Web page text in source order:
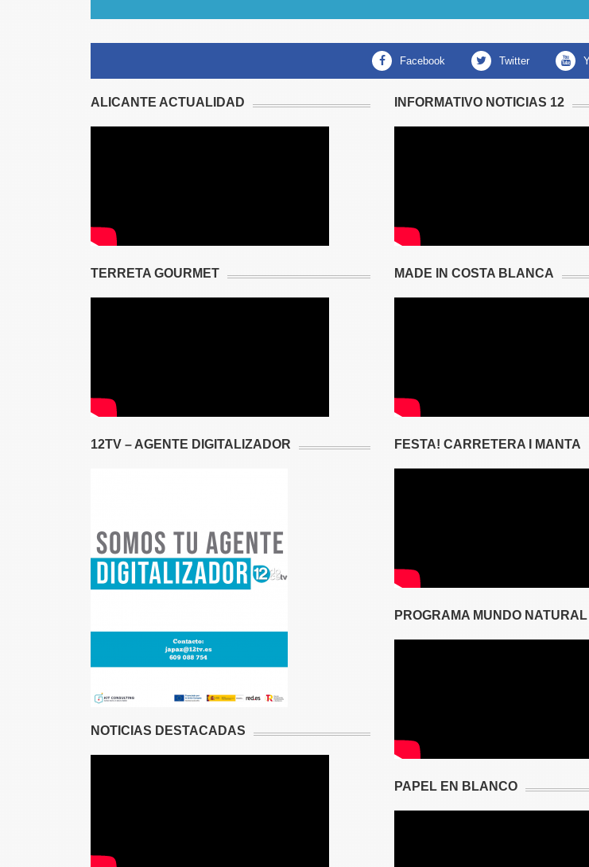
facebook twitter
ALICANTE ACTUALIDAD
TERRETA GOURMET
12TV – AGENTE DIGITALIZADOR
NOTICIAS DESTACADAS
INFORMATIVO NOTICIAS 12
MADE IN COSTA BLANCA
FESTA! CARRETERA I MANTA
PROGRAMA MUNDO NATURAL
PAPEL EN BLANCO